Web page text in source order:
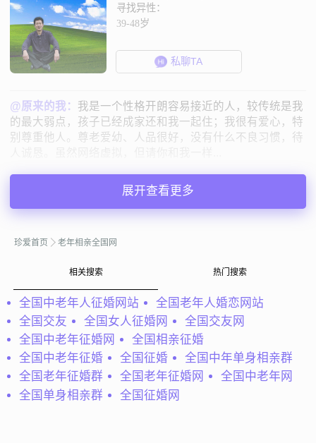
寻找异性：
39-48岁
私聊TA
@原来的我： 我是一个性格开朗容易接近的人，较传统是我
的最大弱点，孩子已经成家还和我一起住；我很有爱心，特
别尊重他人。尊老爱幼、人品很好，没有什么不良习惯，待
60岁 | 丧偶 | 165cm | 3001-5000元
寻找异性：
@幽兰： 天不老、情难绝，心似双丝网，中有千千结。夜过
也，东窗未白孤灯灭。
幽兰
新疆乌鲁木齐
60岁 | 离异 | 165cm | 3001-5000元
寻找异性：
48-51岁 | 175-180cm | 离异
展开查看更多
珍爱首页 老年相亲全国网
相关搜索 热门搜索
全国中老年人征婚网站
全国老年人婚恋网站
全国交友
全国女人征婚网
全国交友网
全国中老年征婚网
全国相亲征婚
全国中老年征婚
全国征婚
全国中年单身相亲群
全国老年征婚群
全国老年征婚网
全国中老年网
全国单身相亲群
全国征婚网